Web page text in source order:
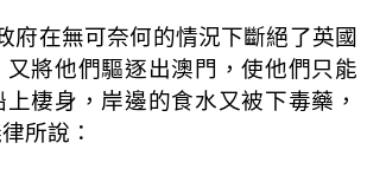
府在無可奈何的情況下斷絕了英國
又將他們驅逐出澳門，使他們只能
棲身，岸邊的食水又被下毒藥，
所說：